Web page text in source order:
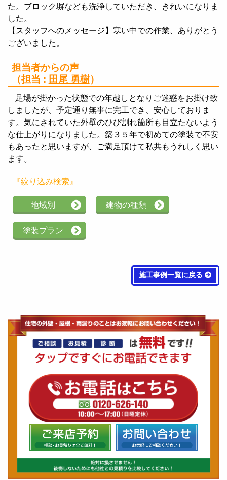
た。ブロック塀なども洗浄していただき、きれいになりま
した。
【スタッフへのメッセージ】寒い中での作業、ありがとう
ございました。
担当者からの声
（担当 : 田尾 勇樹）
足場が掛かった状態での年越しとなりご迷惑をお掛け致
しましたが、予定通り無事に完工でき、安心しておりま
す。気にされていた外壁のひび割れ箇所も目立たないよう
な仕上がりになりました。築３５年で初めての塗装で不安
もあったと思いますが、ご満足頂けて私共もうれしく思い
ます。
『絞り込み検索』
地域別 建物の種類
塗装プラン
施工事例一覧に戻る